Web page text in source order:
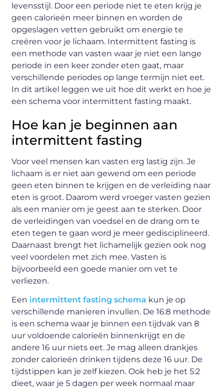
levensstijl. Door een periode niet te eten krijg je
geen calorieën meer binnen en worden de
opgeslagen vetten gebruikt om energie te
creëren voor je lichaam. Intermittent fasting is
een methode van vasten waar je niet een lange
periode in een keer zonder eten gaat, maar
verschillende periodes op lange termijn niet eet.
In dit artikel leggen we uit hoe dit werkt en hoe je
een schema voor intermittent fasting maakt.
Hoe kan je beginnen aan
intermittent fasting
Voor veel mensen kan vasten erg lastig zijn. Je
lichaam is er niet aan gewend om een periode
geen eten binnen te krijgen en de verleiding naar
eten is groot. Daarom werd vroeger vasten gezien
als een manier om je geest aan te sterken. Door
de verleidingen van voedsel en de drang om te
eten tegen te gaan word je meer gedisciplineerd.
Daarnaast brengt het lichamelijk gezien ook nog
veel voordelen met zich mee. Vasten is
bijvoorbeeld een goede manier om vet te
verliezen.
Een intermittent fasting schema kun je op
verschillende manieren invullen. De 16:8 methode
is een schema waar je binnen een tijdvak van 8
uur voldoende calorieën binnenkrijgt en de
andere 16 uur niets eet. Je mag alleen drankjes
zonder calorieën drinken tijdens deze 16 uur. De
tijdstippen kan je zelf kiezen. Ook heb je het 5:2
dieet, waar je 5 dagen per week normaal maar